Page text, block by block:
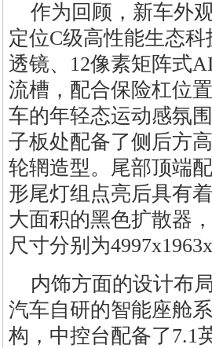
作为回顾，新车外
定位C级高性能生态
透镜、12像素矩阵式
流槽，配合保险杠位
车的年轻态运动感氛
子板处配备了侧后方
轮辋造型。尾部顶端
形尾灯组点亮后具有
大面积的黑色扩散器
尺寸分别为
内饰方面的设计布
汽车自研的智能座舱
构，中控台配备了7.1